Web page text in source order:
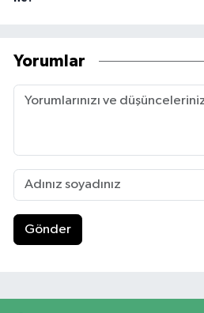
Yorumlar
Gönder